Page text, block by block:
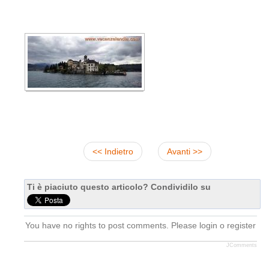
<< Indietro Avanti >>
Ti è piaciuto questo articolo? Condividilo su
You have no rights to post comments. Please login o register
JComments